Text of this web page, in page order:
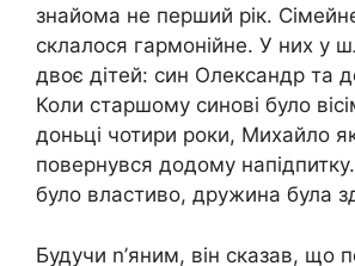
знайома не перший рік.
склалося гармонійне. У них у
двоє дітей: син Олександр та
Коли старшому синові було
доньці чотири роки, Михайло
повернувся додому
було властиво, дружина була
Будучи n’яним, він сказав, що